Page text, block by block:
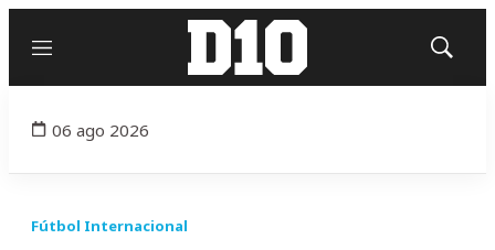
Menú
Mostrar
06 ago 2026
Fútbol Internacional